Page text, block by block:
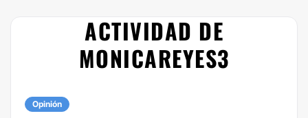
ACTIVIDAD DE
MONICAREYES3
Opinión